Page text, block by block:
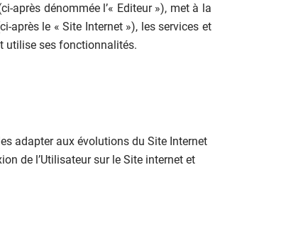
après dénommée l’« Editeur »), met à la
après le « Site Internet »), les services et
utilise ses fonctionnalités.
adapter aux évolutions du Site Internet
de l’Utilisateur sur le Site internet et